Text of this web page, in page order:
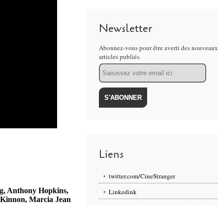
Anthony Hopkins,
Marcia Jean
Newsletter
Abonnez-vous pour être averti des nouveaux
articles publiés.
Email
Liens
twitter.com/CineStranger
Linkedink